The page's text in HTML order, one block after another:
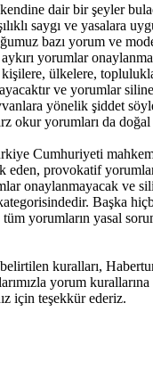
dair bir şeyler
saygı ve yasalara
bazı yorum ve
yorumlar
ülkelere,
ve yorumlar
yönelik şiddet
okur yorumları da
Cumhuriyeti
provokatif
onaylanmayacak ve
Başka
yorumların yasal
kuralları,
yorum
için teşekkür ederiz.